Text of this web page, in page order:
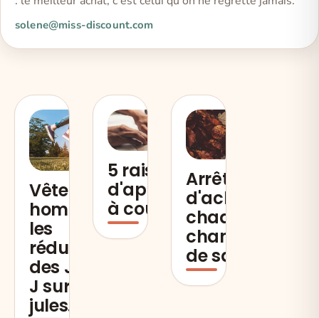
solene@miss-discount.com
Vêtement
hommes,
les
réductions
des Jours
J sur
jules.fr !
5 raisons
d'apprendre
à coudre
Arrêtez
d'acheter à
chaque
changement
de saison